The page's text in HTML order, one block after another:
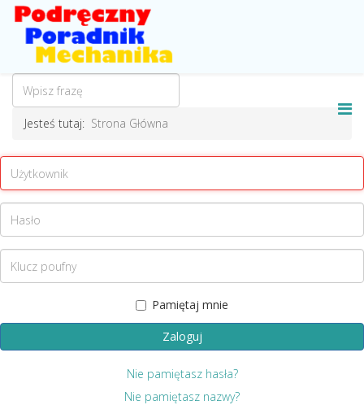
Jesteś tutaj: Strona Główna
Pamiętaj mnie
Zaloguj
Nie pamiętasz hasła?
Nie pamiętasz nazwy?